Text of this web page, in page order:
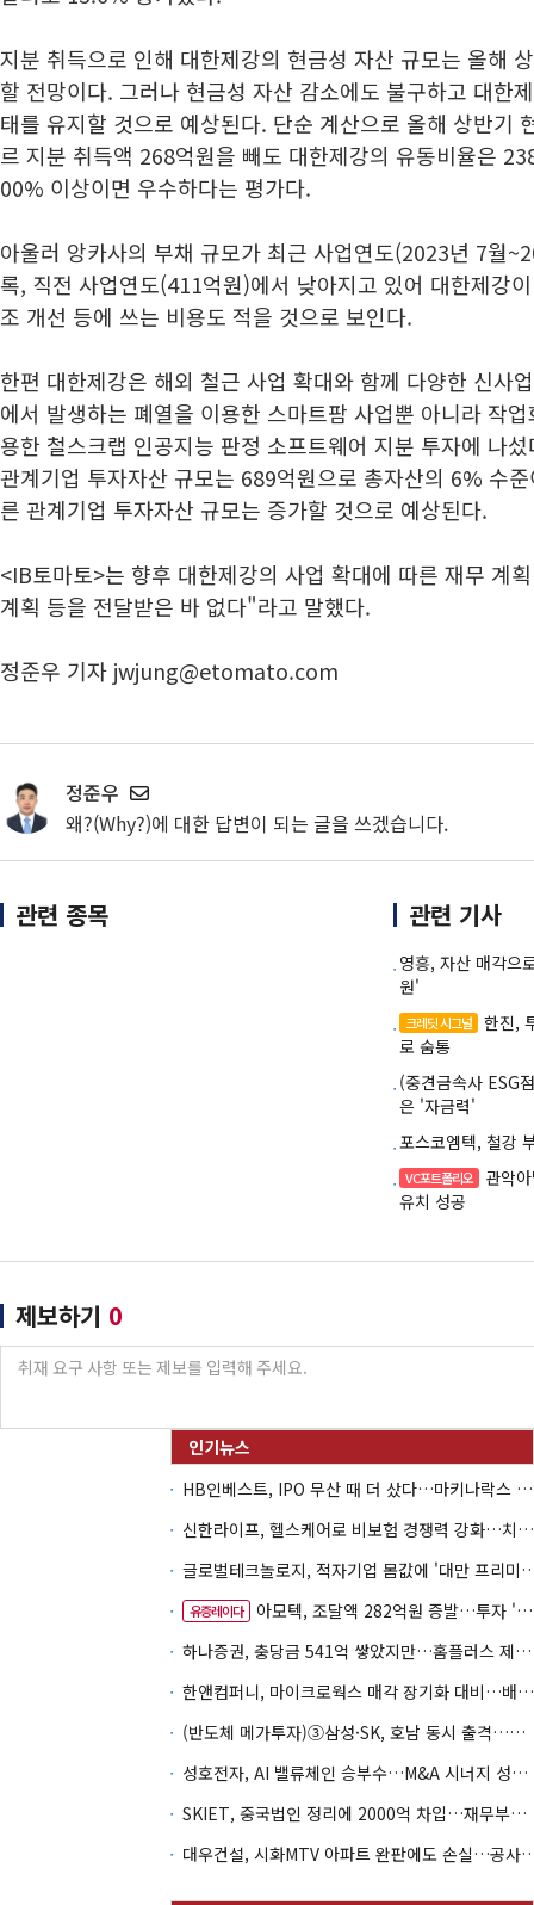
지분 취득으로 인해 대한제강의 현금성 자산 규모는 올해
할 전망이다. 그러나 현금성 자산 감소에도 불구하고 대한
태를 유지할 것으로 예상된다. 단순 계산으로 올해 상반기
르 지분 취득액 268억원을 빼도 대한제강의 유동비율은
00% 이상이면 우수하다는 평가다.
아울러 앙카사의 부채 규모가 최근 사업연도(2023년 7월
록, 직전 사업연도(411억원)에서 낮아지고 있어 대한제강
조 개선 등에 쓰는 비용도 적을 것으로 보인다.
한편 대한제강은 해외 철근 사업 확대와 함께 다양한 신사
에서 발생하는 폐열을 이용한 스마트팜 사업뿐 아니라 작
용한 철스크랩 인공지능 판정 소프트웨어 지분 투자에 나
관계기업 투자자산 규모는 689억원으로 총자산의 6% 수
른 관계기업 투자자산 규모는 증가할 것으로 예상된다.
<IB토마토>는 향후 대한제강의 사업 확대에 따른 재무 계
계획 등을 전달받은 바 없다"라고 말했다.
정준우 기자 jwjung@etomato.com
정준우
왜?(Why?)에 대한 답변이 되는 글을 쓰겠습니다.
관련 종목 관련 기사
영흥, 자산 매각으
원'
크레딧 시그널
한진,
로 숨통
(중견금속사 ESG
은 '자금력'
포스코엠텍, 철강
VC포트폴리오
관악
유치 성공
제보하기 0
HB인베스트, IPO 무산 때 더 샀다…마키나락스 투자 2.7배 회수
신한라이프, 헬스케어로 비보험 경쟁력 강화…치매·간병 공략
글로벌테크놀로지, 적자기업 몸값
유증레이다
아모텍, 조달액 282억원 증발…투자 '속도 조절' 불가피
하나증권, 충당금 541억 쌓았지만…홈플러스 제재는 추가 비용 불씨
한앤컴퍼니, 마이크로웍스 매각 장기화 대비…배당 회수판 깔았다
(반도체 메가투자)③삼성·SK, 호남 동시 출격…인력·협력사 쟁탈전
성호전자, AI 밸류체인 승부수…M&A 시너지 성과 '시험대'
SKIET, 중국법인 정리에 2000억 차입…재무부담 더 커졌다
대우건설, 시화MTV 아파트 완